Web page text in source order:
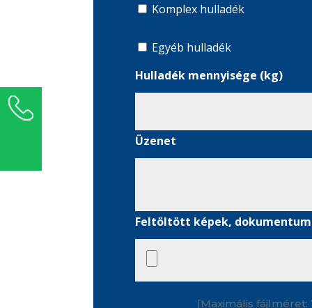
Komplex hulladék
Egyéb hulladék
Hulladék mennyisége (kg)
Üzenet
Feltöltött képek,
[Maximális fájlméret:
Üzenetet küldök ›